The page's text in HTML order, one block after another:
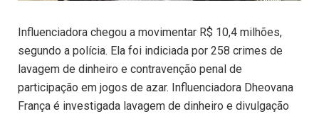
Influenciadora chegou a movimentar R$ 10,4 milhões,
segundo a polícia. Ela foi indiciada por 258 crimes de
lavagem de dinheiro e contravenção penal de
participação em jogos de azar. Influenciadora Dheovana
França é investigada lavagem de dinheiro e divulgação